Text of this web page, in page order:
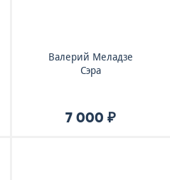
Валерий Меладзе
Сэра
7 000 ₽